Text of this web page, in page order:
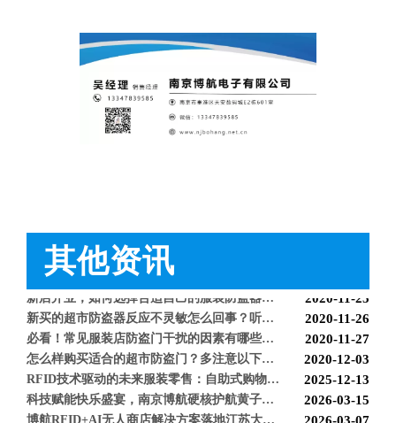
其他资讯
智能仓储系统有哪些好处【博航】
智能防盗标签在服装行业的应用【博航】 2023-01-30
智能防盗设备的运用【博航】
RFID防盗器系统在商超的应用
超市防盗软标签该怎么取呢，博航防盗给您支招【博航】 2021-11-24
服装店防盗器老是报警怎么办【博航】
新店开业，如何选择合适自己的服装防盗器？看完就明白了[博航] 2020-11-25
2020-11-26
必看！常见服装店防盗门干扰的因素有哪些？[博航] 2020-11-27
2020-12-03
2025-12-13
2026-03-15
2026-03-07
体验馆防盗器 BH9677 服装防盗器BH9333
BH9686 服装防盗器 服装防盗拖鞋扣SD1542